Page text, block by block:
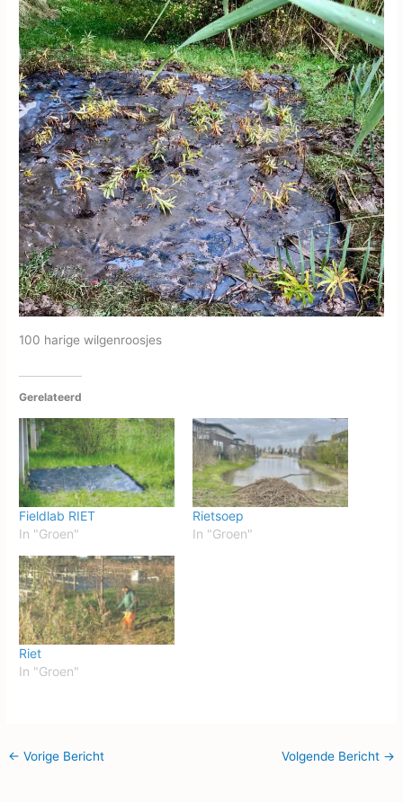
100 harige wilgenroosjes
Gerelateerd
Fieldlab RIET
In "Groen"
Rietsoep
In "Groen"
Riet
In "Groen"
← Vorige Bericht Volgende Bericht →